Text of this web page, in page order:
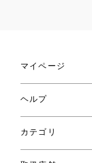
マイページ
ロイヤリティプロ
パスワード再設定
ショッピングバッグ
ヘルプ
お問い合わせ
よくあるご質問
カテゴリ